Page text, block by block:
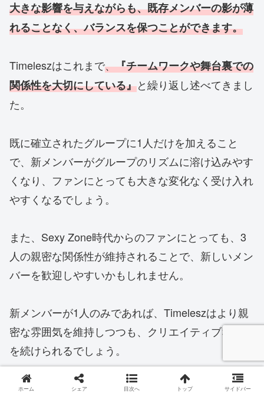
大きな影響を与えながらも、既存メンバーの影が薄
れることなく、バランスを保つことができます。
Timeleszはこれまで、『チームワークや舞台裏での
関係性を大切にしている』と繰り返し述べてきまし
た。
既に確立されたグループに1人だけを加えること
で、新メンバーがグループのリズムに溶け込みやす
くなり、ファンにとっても大きな変化なく受け入れ
やすくなるでしょう。
また、Sexy Zone時代からのファンにとっても、3
人の親密な関係性が維持されることで、新しいメン
バーを歓迎しやすいかもしれません。
新メンバーが1人のみであれば、Timeleszはより親
密な雰囲気を維持しつつも、クリエイティブな挑戦
を続けられるでしょう。
ホーム シェア 目次へ トップ サイドバー